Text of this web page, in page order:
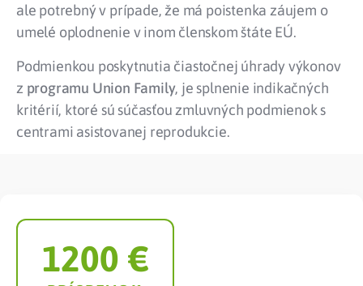
ale potrebný v prípade, že má poistenka záujem o
umelé oplodnenie v inom členskom štáte EÚ.
Podmienkou poskytnutia čiastočnej úhrady výkonov
z programu Union Family, je splnenie indikačných
kritérií, ktoré sú súčasťou zmluvných podmienok s
centrami asistovanej reprodukcie.
1200 €